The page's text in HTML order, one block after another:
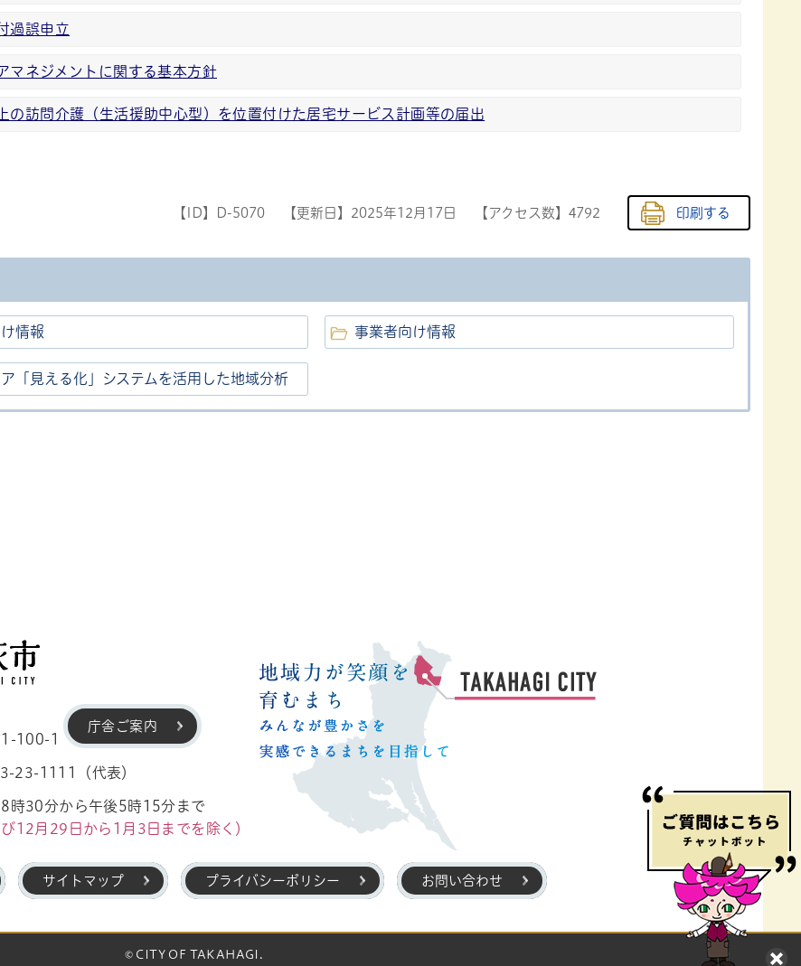
よう
過誤申立
マネジメントに関する基本方針
の訪問介護（生活援助中心型）を位置付けた居宅サービス計画等の届出
【ID】 D-5070 【更新日】 2025年12月17日 【アクセス数】 4792 印刷する
情報 事業者向け情報
「見える化」システムを活用した地域分析
1-100-1
23-1111（代表）
8時30分から午後5時15分まで
び12月29日から1月3日までを除く）
庁舎ご案内
サイトマップ プライバシーポリシー お問い合わせ
© CITY OF TAKAHAGI.